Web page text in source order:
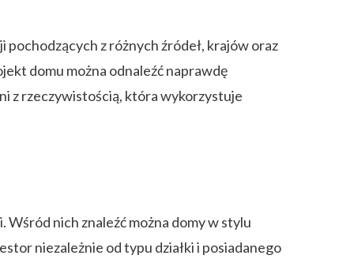
z różnych źródeł, krajów oraz
domu można odnaleźć naprawdę
z rzeczywistością, która wykorzystuje
nich znaleźć można domy w stylu
niezależnie od typu działki i posiadanego